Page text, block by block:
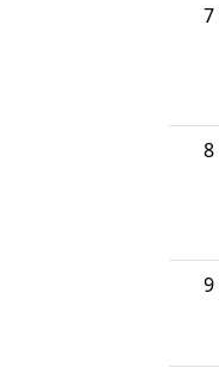
7
8
9